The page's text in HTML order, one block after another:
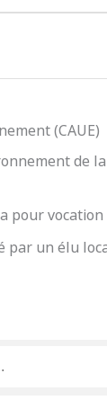
(CAUE)
a pour
par un élu